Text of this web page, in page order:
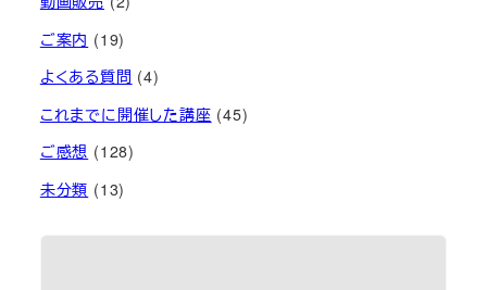
ご案内 (19)
よくある質問 (4)
これまでに開催した講座 (45)
ご感想 (128)
未分類 (13)